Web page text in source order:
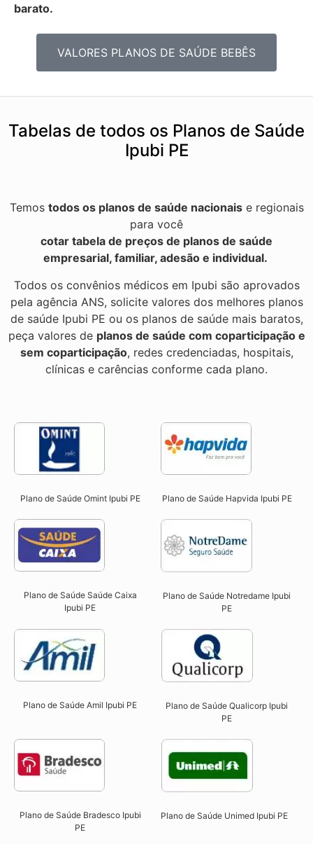
barato.
VALORES PLANOS DE SAÚDE BEBÊS
Tabelas de todos os Planos de Saúde
Ipubi PE
Temos todos os planos de saúde nacionaise regionais
para você
cotar tabela de preços de planos de saúde
empresarial, familiar, adesão e individual.
Todos os convênios médicos em Ipubi são aprovados
pela agência ANS, solicite valores dos melhores planos
de saúde Ipubi PE ou os planos de saúde mais baratos,
peça valores de planos de saúde com coparticipação e
sem coparticipação, redes credenciadas, hospitais,
clínicas e carências conforme cada plano.
Plano de Saúde Omint Ipubi PE​ Plano de Saúde Hapvida Ipubi PE​
Plano de Saúde Saúde Caixa
Ipubi PE​
Plano de Saúde Notredame Ipubi
PE​
Plano de Saúde Amil Ipubi PE
Plano de Saúde Qualicorp Ipubi
PE​
Plano de Saúde Bradesco Ipubi
PE
Plano de Saúde Unimed Ipubi PE